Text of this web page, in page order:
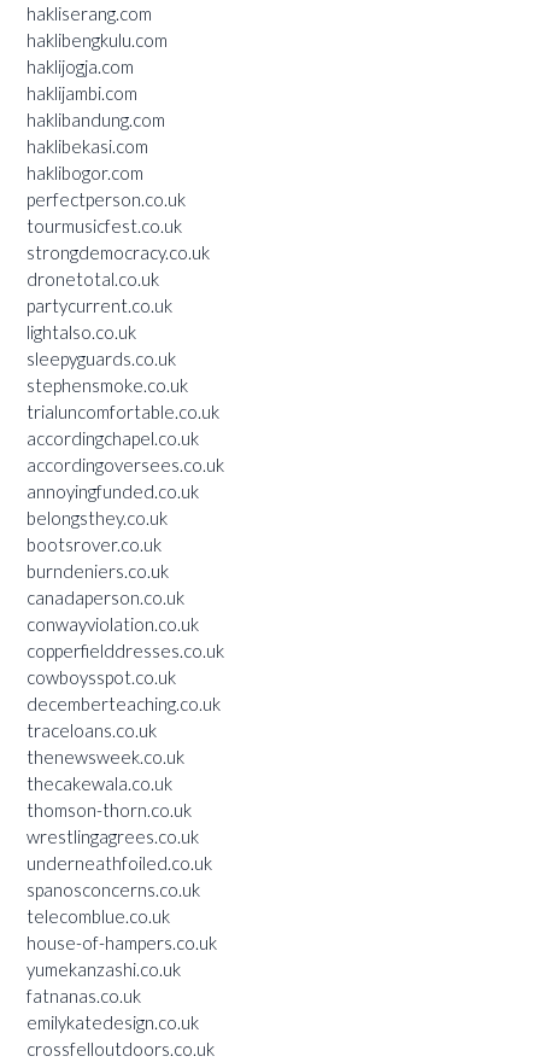
hakliserang.com
haklibengkulu.com
haklijogja.com
haklijambi.com
haklibandung.com
haklibekasi.com
haklibogor.com
perfectperson.co.uk
tourmusicfest.co.uk
strongdemocracy.co.uk
dronetotal.co.uk
partycurrent.co.uk
lightalso.co.uk
sleepyguards.co.uk
stephensmoke.co.uk
trialuncomfortable.co.uk
accordingchapel.co.uk
accordingoversees.co.uk
annoyingfunded.co.uk
belongsthey.co.uk
bootsrover.co.uk
burndeniers.co.uk
canadaperson.co.uk
conwayviolation.co.uk
copperfielddresses.co.uk
cowboysspot.co.uk
decemberteaching.co.uk
traceloans.co.uk
thenewsweek.co.uk
thecakewala.co.uk
thomson-thorn.co.uk
wrestlingagrees.co.uk
underneathfoiled.co.uk
spanosconcerns.co.uk
telecomblue.co.uk
house-of-hampers.co.uk
yumekanzashi.co.uk
fatnanas.co.uk
emilykatedesign.co.uk
crossfelloutdoors.co.uk